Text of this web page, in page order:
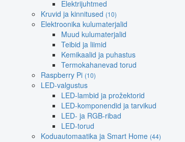
Elektrijuhtmed
Kruvid ja kinnitused (10)
Elektroonika kulumaterjalid
Muud kulumaterjalid
Teibid ja liimid
Kemikaalid ja puhastus
Termokahanevad torud
Raspberry Pi (10)
LED-valgustus
LED-lambid ja prožektorid
LED-komponendid ja tarvikud
LED- ja RGB-ribad
LED-torud
Koduautomaatika ja Smart Home (44)